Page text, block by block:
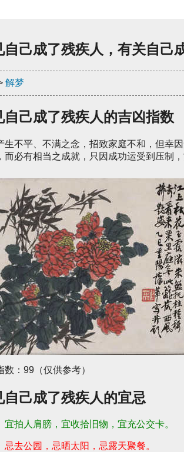
自己成了残疾人，有关自己
解梦
自己成了残疾人的吉凶指数
生不平、不满之念，招致家庭不和，但幸
而必有相当之成就，只因成功运受到压制
数：99（仅供参考）
自己成了残疾人的宜忌
宜拍人肩膀，宜收拾旧物，宜充公交卡。
忌去公园，忌晒太阳，忌露天聚餐。